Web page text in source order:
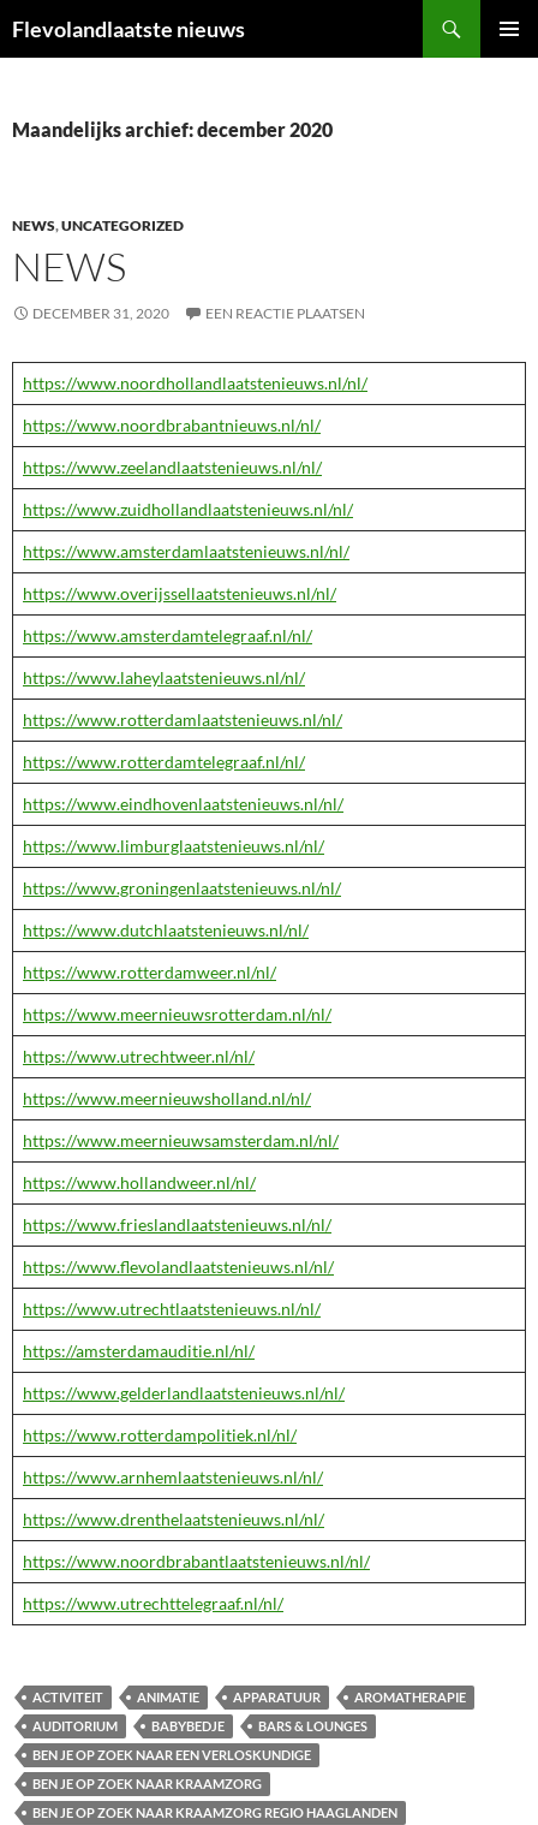
naar
Flevolandlaatste nieuws
Maandelijks archief: december 2020
NEWS,UNCATEGORIZED
NEWS
DECEMBER 31, 2020 EEN REACTIE PLAATSEN
https://www.noordhollandlaatstenieuws.nl/nl/
https://www.noordbrabantnieuws.nl/nl/
https://www.zeelandlaatstenieuws.nl/nl/
https://www.zuidhollandlaatstenieuws.nl/nl/
https://www.amsterdamlaatstenieuws.nl/nl/
https://www.overijssellaatstenieuws.nl/nl/
https://www.amsterdamtelegraaf.nl/nl/
https://www.laheylaatstenieuws.nl/nl/
https://www.rotterdamlaatstenieuws.nl/nl/
https://www.rotterdamtelegraaf.nl/nl/
https://www.eindhovenlaatstenieuws.nl/nl/
https://www.limburglaatstenieuws.nl/nl/
https://www.groningenlaatstenieuws.nl/nl/
https://www.dutchlaatstenieuws.nl/nl/
https://www.rotterdamweer.nl/nl/
https://www.meernieuwsrotterdam.nl/nl/
https://www.utrechtweer.nl/nl/
https://www.meernieuwsholland.nl/nl/
https://www.meernieuwsamsterdam.nl/nl/
https://www.hollandweer.nl/nl/
https://www.frieslandlaatstenieuws.nl/nl/
https://www.flevolandlaatstenieuws.nl/nl/
https://www.utrechtlaatstenieuws.nl/nl/
https://amsterdamauditie.nl/nl/
https://www.gelderlandlaatstenieuws.nl/nl/
https://www.rotterdampolitiek.nl/nl/
https://www.arnhemlaatstenieuws.nl/nl/
https://www.drenthelaatstenieuws.nl/nl/
https://www.noordbrabantlaatstenieuws.nl/nl/
https://www.utrechttelegraaf.nl/nl/
ACTIVITEIT ANIMATIE APPARATUUR
AROMATHERAPIE
AUDITORIUM
BABYBEDJE
BARS & LOUNGES
BEN JE OP ZOEK NAAR EEN VERLOSKUNDIGE
BEN JE OP ZOEK NAAR KRAAMZORG
BEN JE OP ZOEK NAAR KRAAMZORG REGIO HAAGLANDEN